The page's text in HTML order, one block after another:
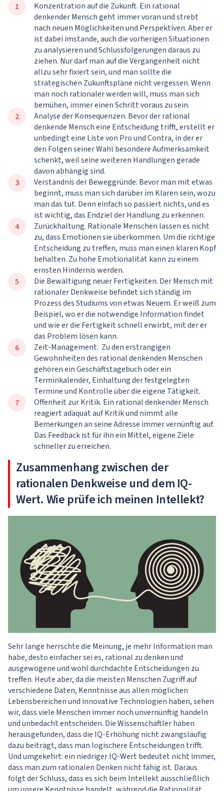
Konzentration auf die Zukunft. Ein rational
denkender Mensch geht immer voran und strebt
nach neuen Möglichkeiten und Perspektiven. Aber er
ist dabei imstande, auch die vorherigen Situationen
zu analysieren und Schlussfolgerungen daraus zu
ziehen. Nur darf man auf die Vergangenheit nicht
allzu sehr fixiert sein, und man sollte die
strategischen Zukunftspläne nicht vergessen. Wenn
man noch rationaler werden will, muss man sich
bemühen, immer einen Schritt voraus zu sein.
Analyse der Konsequenzen. Bevor der rational
denkende Mensch eine Entscheidung trifft, erstellt er
unbedingt eine Liste von Pro und Contra, in der er
den Folgen seiner Wahl besondere Aufmerksamkeit
schenkt, weil seine weiteren Handlungen gerade
davon abhängig sind.
Verständnis der Beweggründe. Bevor man mit etwas
beginnt, muss man sich darüber im Klaren sein, wozu
man das tut. Denn einfach so passiert nichts, und es
ist wichtig, das Endziel der Handlung zu erkennen.
Zurückhaltung. Rationale Menschen lassen es nicht
zu, dass Emotionen sie überkommen. Um die richtige
Entscheidung zu treffen, muss man einen klaren Kopf
behalten. Zu hohe Emotionalität kann zu einem
ernsten Hindernis werden.
Die Bewältigung neuer Fertigkeiten. Der Mensch mit
rationaler Denkweise befindet sich ständig im
Prozess des Studiums von etwas Neuem. Er weiß zum
Beispiel, wo er die notwendige Information findet
und wie er die Fertigkeit schnell erwirbt, mit der er
das Problem lösen kann.
Zeit-Management. Zu den erstrangigen
Gewohnheiten des rational denkenden Menschen
gehören ein Geschäftstagebuch oder ein
Terminkalender, Einhaltung der festgelegten
Termine und Kontrolle über die eigene Tätigkeit.
Offenheit zur Kritik. Ein rational denkender Mensch
reagiert adäquat auf Kritik und nimmt alle
Bemerkungen an seine Adresse immer vernünftig auf.
Das Feedback ist für ihn ein Mittel, eigene Ziele
schneller zu erreichen.
Zusammenhang zwischen der
rationalen Denkweise und dem IQ-
Wert. Wie prüfe ich meinen Intellekt?
Sehr lange herrschte die Meinung, je mehr Information man
habe, desto einfacher sei es, rational zu denken und
ausgewogene und wohl durchdachte Entscheidungen zu
treffen. Heute aber, da die meisten Menschen Zugriff auf
verschiedene Daten, Kenntnisse aus allen möglichen
Lebensbereichen und innovative Technologien haben, sehen
wir, dass viele Menschen immer noch unvernünftig handeln
und unbedacht entscheiden. Die Wissenschaftler haben
herausgefunden, dass die IQ-Erhöhung nicht zwangsläufig
dazu beiträgt, dass man logischere Entscheidungen trifft.
Und umgekehrt: ein niedriger IQ-Wert bedeutet nicht immer,
dass man zum rationalen Denken nicht fähig ist. Daraus
folgt der Schluss, dass es sich beim Intellekt ausschließlich